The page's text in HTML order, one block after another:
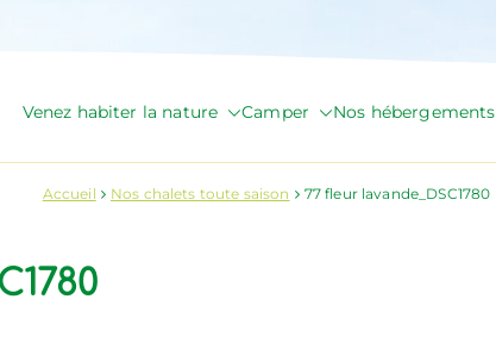
Venez habiter la nature Camper Nos hébergements
Accueil Nos chalets toute saison 77 fleur lavande_DSC1780